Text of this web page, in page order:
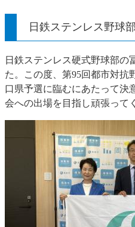
日鉄ステンレス野球
日鉄ステンレス硬式野球部の
た。この度、第95回都市対抗
口県予選に臨むにあたって決
会への出場を目指し頑張って